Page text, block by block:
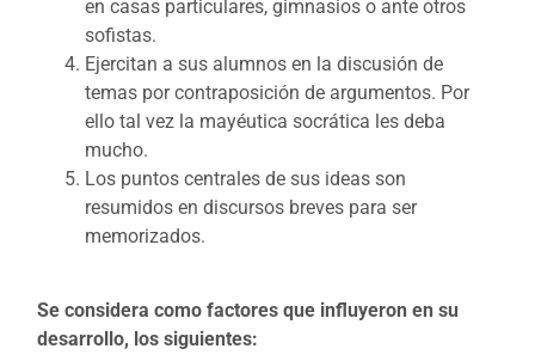
en casas particulares, gimnasios o ante otros
sofistas.
Ejercitan a sus alumnos en la discusión de
temas por contraposición de argumentos. Por
ello tal vez la mayéutica socrática les deba
mucho.
Los puntos centrales de sus ideas son
resumidos en discursos breves para ser
memorizados.
Se considera como factores que influyeron en su
desarrollo, los siguientes: